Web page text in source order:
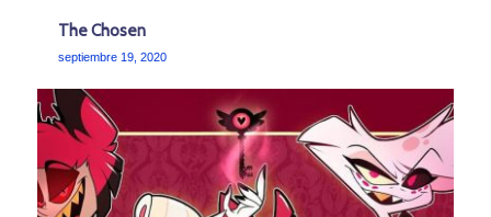
The Chosen
septiembre 19, 2020